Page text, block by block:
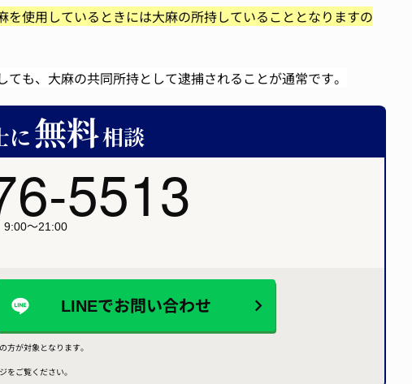
を使用しているときには大麻の所持していることとなりますの
も、大麻の共同所持として逮捕されることが通常です。
5513
9:00～21:00
LINEでお問い合わせ
が対象となります。
ご覧ください。